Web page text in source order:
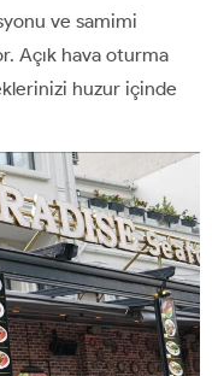
ve samimi
Açık hava oturma
huzur içinde